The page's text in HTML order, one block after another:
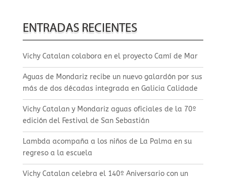
ENTRADAS RECIENTES
Vichy Catalan colabora en el proyecto Camí de Mar
Aguas de Mondariz recibe un nuevo galardón por sus
más de dos décadas integrada en Galicia Calidade
Vichy Catalan y Mondariz aguas oficiales de la 70º
edición del Festival de San Sebastián
Lambda acompaña a los niños de La Palma en su
regreso a la escuela
Vichy Catalan celebra el 140º Aniversario con un